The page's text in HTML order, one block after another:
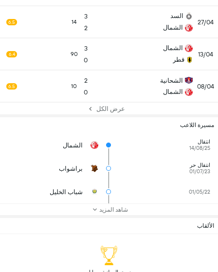
27/04
السد
الشمال
3
2
14
6.5
13/04
الشمال
قطر
3
0
90
6.4
08/04
الشحانية
الشمال
2
0
10
6.5
عرض الكل
مسيرة اللاعب
انتقال
14/08/25
الشمال
انتقال حر
01/07/23
براشواب
01/05/22 شباب الخليل
شاهد المزيد
الألقاب